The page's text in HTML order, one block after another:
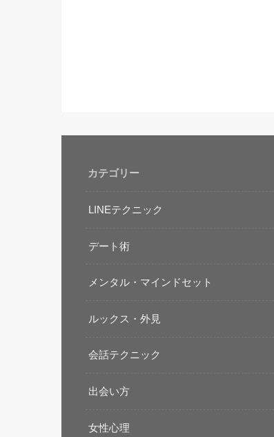
カテゴリー
LINEテクニック
デート術
メンタル・マインドセット
ルックス・外見
会話テクニック
出会い方
女性心理